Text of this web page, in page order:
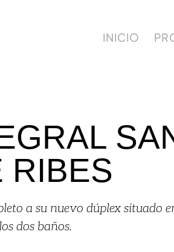
INICIO
RIBES
a su nuevo dúplex situado
dos baños.